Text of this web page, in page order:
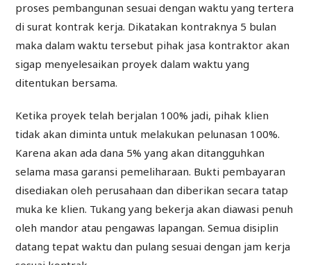
proses pembangunan sesuai dengan waktu yang tertera
di surat kontrak kerja. Dikatakan kontraknya 5 bulan
maka dalam waktu tersebut pihak jasa kontraktor akan
sigap menyelesaikan proyek dalam waktu yang
ditentukan bersama.
Ketika proyek telah berjalan 100% jadi, pihak klien
tidak akan diminta untuk melakukan pelunasan 100%.
Karena akan ada dana 5% yang akan ditangguhkan
selama masa garansi pemeliharaan. Bukti pembayaran
disediakan oleh perusahaan dan diberikan secara tatap
muka ke klien. Tukang yang bekerja akan diawasi penuh
oleh mandor atau pengawas lapangan. Semua disiplin
datang tepat waktu dan pulang sesuai dengan jam kerja